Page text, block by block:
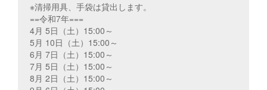
※清掃用具、手袋は貸出します。
==令和7年===
4月 5日（土）15:00～
5月 10日（土）15:00～
6月 7日（土）15:00～
7月 5日（土）15:00～
8月 2日（土）15:00～